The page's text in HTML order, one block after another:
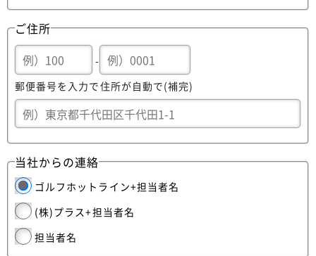
ご住所
-
郵便番号を入力で住所が自動で(補完)
当社からの連絡
ゴルフホットライン+担当者名
(株)プラス+担当者名
担当者名